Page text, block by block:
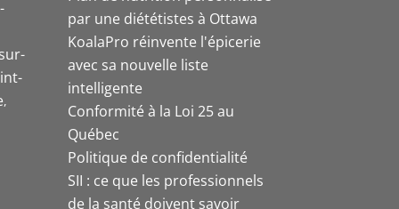
par une diététistes à Ottawa
KoalaPro réinvente l'épicerie
avec sa nouvelle liste
intelligente
Conformité à la Loi 25 au
Québec
Politique de confidentialité
SII : ce que les professionnels
de la santé doivent savoir